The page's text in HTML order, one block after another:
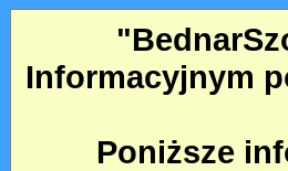
Informacyjnym
Poniższe